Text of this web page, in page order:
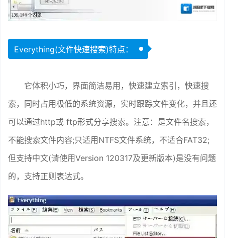
Everything(文件快速搜索)特点：
它体积小巧，界面简洁易用，快速建立索引，快速搜
索，同时占用极低的系统资源，实时跟踪文件变化，并且还
可以通过http或 ftp形式分享搜索。注意：是文件名搜索，
不能搜索文件内容;只适用NTFS文件系统，不适合FAT32;
但支持中文(请使用Version 120317及更新版本)是没有问题
的，支持正则表达式。